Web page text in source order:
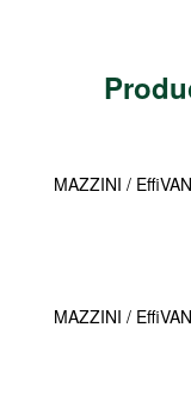
MAZZINI /
MAZZINI /